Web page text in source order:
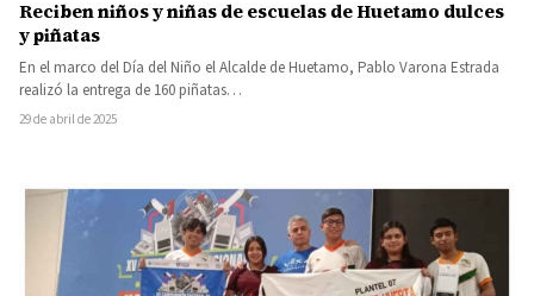
Reciben niños y niñas de escuelas de Huetamo dulces
y piñatas
En el marco del Día del Niño el Alcalde de Huetamo, Pablo Varona Estrada
realizó la entrega de 160 piñatas…
29 de abril de 2025